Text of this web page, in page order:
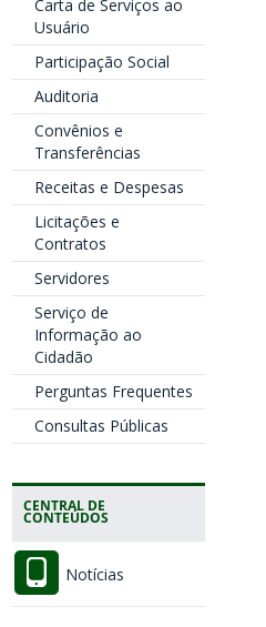
Carta de Serviços ao
Usuário
Participação Social
Auditoria
Convênios e
Transferências
Receitas e Despesas
Licitações e
Contratos
Servidores
Serviço de
Informação ao
Cidadão
Perguntas Frequentes
Consultas Públicas
CENTRAL DE
CONTEÚDOS
Notícias